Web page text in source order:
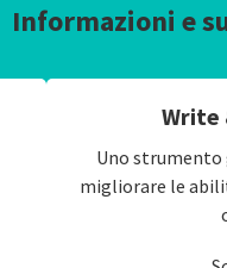
Informazioni e
Write
Uno
migliorare le